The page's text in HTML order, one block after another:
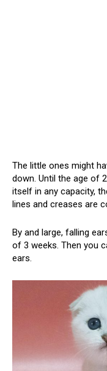
The little ones might
down. Until the age of
itself in any capacity,
lines and creases are
By and large, falling
of 3 weeks. Then you
ears.